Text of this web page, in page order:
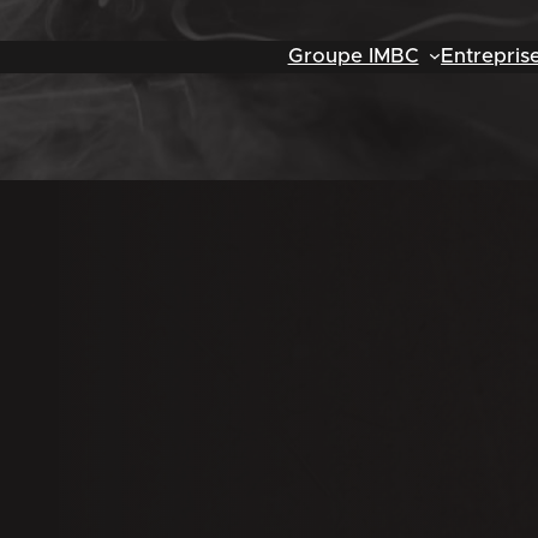
Groupe IMBC